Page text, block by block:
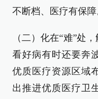
不断档、医疗有保障
（二）化在“难”处
看好病有时还要奔
优质医疗资源区域
出推进优质医疗卫